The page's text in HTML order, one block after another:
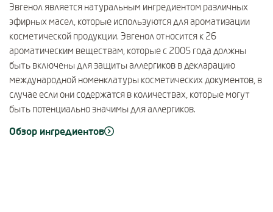
Эвгенол является натуральным ингредиентом различных
эфирных масел, которые используются для ароматизации
косметической продукции. Эвгенол относится к 26
ароматическим веществам, которые с 2005 года должны
быть включены для защиты аллергиков в декларацию
международной номенклатуры косметических документов, в
случае если они содержатся в количествах, которые могут
быть потенциально значимы для аллергиков.
Обзор ингредиентов